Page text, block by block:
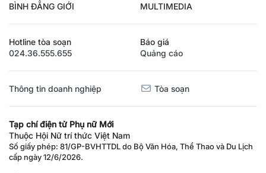
BÌNH ĐẲNG GIỚI MULTIMEDIA
Hotline tòa soạn
024.36.555.655
Báo giá
Quảng cáo
Thông tin doanh nghiệp Tòa soạn
Tạp chí điện tử Phụ nữ Mới
Thuộc Hội Nữ trí thức Việt Nam
Số giấy phép: 81/GP-BVHTTDL do Bộ Văn Hóa, Thể Thao và Du Lịch
cấp ngày 12/6/2026.